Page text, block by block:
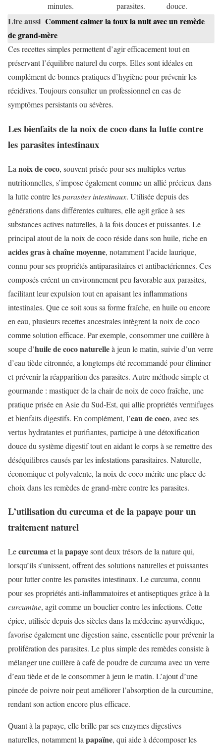
minutes.
parasites.
douce.
Lire aussi Comment calmer la toux la nuit avec un remède
de grand-mère
Ces recettes simples permettent d’agir efficacement tout en
préservant l’équilibre naturel du corps. Elles sont idéales en
complément de bonnes pratiques d’hygiène pour prévenir les
récidives. Toujours consulter un professionnel en cas de
symptômes persistants ou sévères.
Les bienfaits de la noix de coco dans la lutte contre
les parasites intestinaux
La noix de coco, souvent prisée pour ses multiples vertus
nutritionnelles, s’impose également comme un allié précieux dans
la lutte contre lesparasites intestinaux. Utilisée depuis des
générations dans différentes cultures, elle agit grâce à ses
substances actives naturelles, à la fois douces et puissantes. Le
principal atout de la noix de coco réside dans son huile, riche en
acides gras à chaîne moyenne, notamment l’acide laurique,
connu pour ses propriétés antiparasitaires et antibactériennes. Ces
composés créent un environnement peu favorable aux parasites,
facilitant leur expulsion tout en apaisant les inflammations
intestinales. Que ce soit sous sa forme fraîche, en huile ou encore
en eau, plusieurs recettes ancestrales intègrent la noix de coco
comme solution efficace. Par exemple, consommer une cuillère à
soupe d’huile de coco naturelleà jeun le matin, suivie d’un verre
d’eau tiède citronnée, a longtemps été recommandé pour éliminer
et prévenir la réapparition des parasites. Autre méthode simple et
gourmande : mastiquer de la chair de noix de coco fraîche, une
pratique prisée en Asie du Sud-Est, qui allie propriétés vermifuges
et bienfaits digestifs. En complément, l’eau de coco, avec ses
vertus hydratantes et purifiantes, participe à une détoxification
douce du système digestif tout en aidant le corps à se remettre des
déséquilibres causés par les infestations parasitaires. Naturelle,
économique et polyvalente, la noix de coco mérite une place de
choix dans les remèdes de grand-mère contre les parasites.
L’utilisation du curcuma et de la papaye pour un
traitement naturel
Lecurcumaet la papayesont deux trésors de la nature qui,
lorsqu’ils s’unissent, offrent des solutions naturelles et puissantes
pour lutter contre les parasites intestinaux. Le curcuma, connu
pour ses propriétés anti-inflammatoires et antiseptiques grâce à la
curcumine, agit comme un bouclier contre les infections. Cette
épice, utilisée depuis des siècles dans la médecine ayurvédique,
favorise également une digestion saine, essentielle pour prévenir la
prolifération des parasites. Le plus simple des remèdes consiste à
mélanger une cuillère à café de poudre de curcuma avec un verre
d’eau tiède et de le consommer à jeun le matin. L’ajout d’une
pincée de poivre noir peut améliorer l’absorption de la curcumine,
rendant son action encore plus efficace.
Quant à la papaye, elle brille par ses enzymes digestives
naturelles, notamment la papaïne, qui aide à décomposer les